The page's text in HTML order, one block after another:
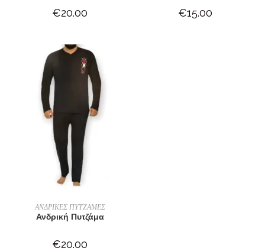
€20.00 €15.00
ΕΠΙΛΟΓΉ
ΑΝΔΡΙΚΕΣ ΠΥΤΖΑΜΕΣ
Ανδρική Πυτζάμα
€20.00